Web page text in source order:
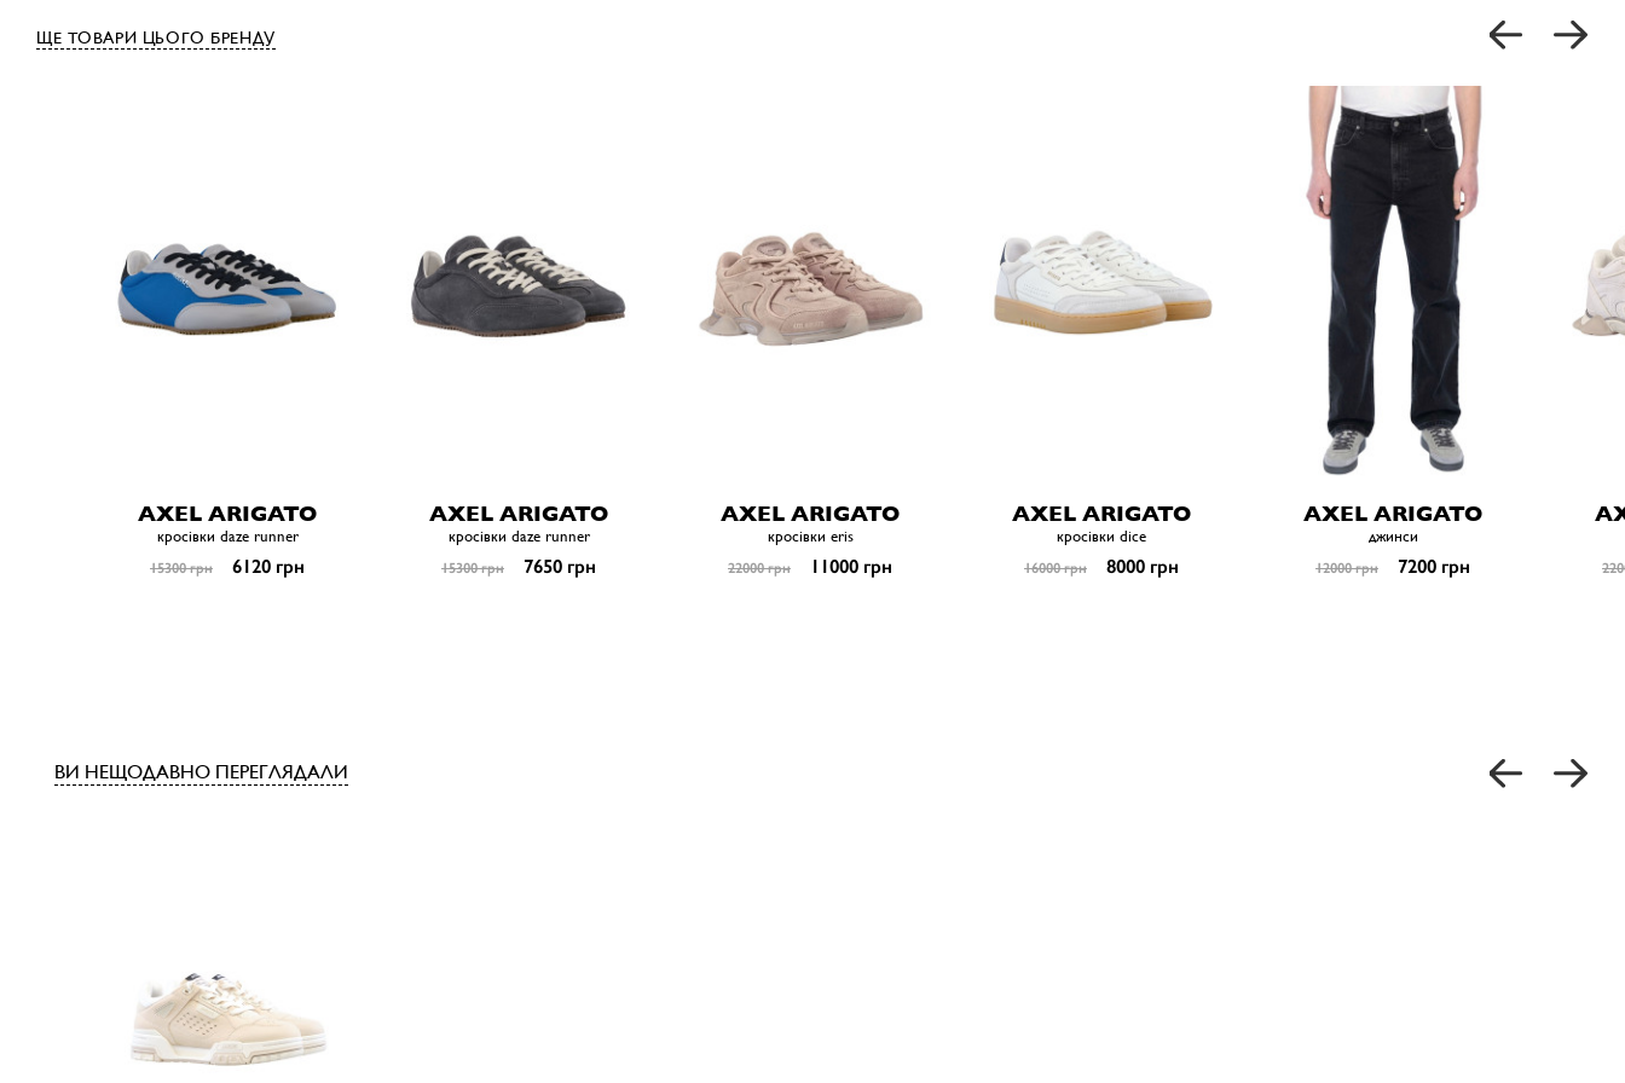
ЩЕ ТОВАРИ ЦЬОГО БРЕНДУ
AXEL ARIGATO
кросівки daze runner
15300 грн 6120 грн
AXEL ARIGATO
кросівки daze runner
15300 грн 7650 грн
AXEL ARIGATO
кросівки eris
22000 грн 11000 грн
AXEL ARIGATO
кросівки dice
16000 грн 8000 грн
AXEL ARIGATO
джинси
12000 грн 7200 грн
ВИ НЕЩОДАВНО ПЕРЕГЛЯДАЛИ